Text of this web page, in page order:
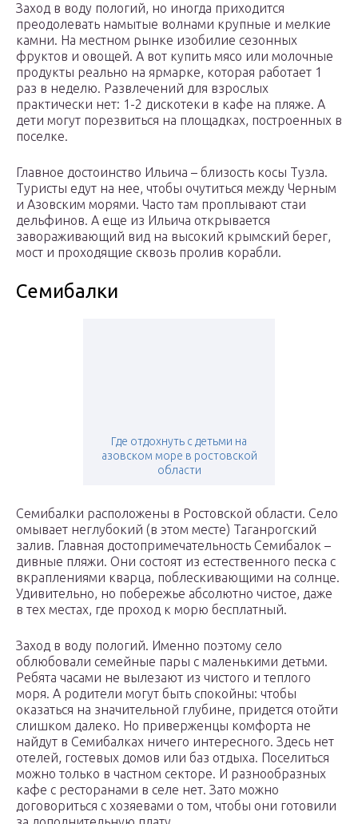
Заход в воду пологий, но иногда приходится
преодолевать намытые волнами крупные и мелкие
камни. На местном рынке изобилие сезонных
фруктов и овощей. А вот купить мясо или молочные
продукты реально на ярмарке, которая работает 1
раз в неделю. Развлечений для взрослых
практически нет: 1-2 дискотеки в кафе на пляже. А
дети могут порезвиться на площадках, построенных в
поселке.
Главное достоинство Ильича – близость косы Тузла.
Туристы едут на нее, чтобы очутиться между Черным
и Азовским морями. Часто там проплывают стаи
дельфинов. А еще из Ильича открывается
завораживающий вид на высокий крымский берег,
мост и проходящие сквозь пролив корабли.
Семибалки
Где отдохнуть с детьми на
азовском море в ростовской
области
Семибалки расположены в Ростовской области. Село
омывает неглубокий (в этом месте) Таганрогский
залив. Главная достопримечательность Семибалок –
дивные пляжи. Они состоят из естественного песка с
вкраплениями кварца, поблескивающими на солнце.
Удивительно, но побережье абсолютно чистое, даже
в тех местах, где проход к морю бесплатный.
Заход в воду пологий. Именно поэтому село
облюбовали семейные пары с маленькими детьми.
Ребята часами не вылезают из чистого и теплого
моря. А родители могут быть спокойны: чтобы
оказаться на значительной глубине, придется отойти
слишком далеко. Но приверженцы комфорта не
найдут в Семибалках ничего интересного. Здесь нет
отелей, гостевых домов или баз отдыха. Поселиться
можно только в частном секторе. И разнообразных
кафе с ресторанами в селе нет. Зато можно
договориться с хозяевами о том, чтобы они готовили